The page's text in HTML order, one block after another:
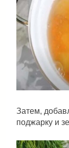
Затем,
поджарку и